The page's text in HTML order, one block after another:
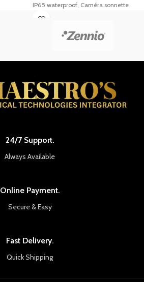
IP65 waterproof, Caméra sonnette
extérieure, Maison intelligente, Smart
Smart, Smart Life
24/7 Support.
Always Available
Online Payment.
Secure & Easy
Fast Delivery.
Quick Shipping